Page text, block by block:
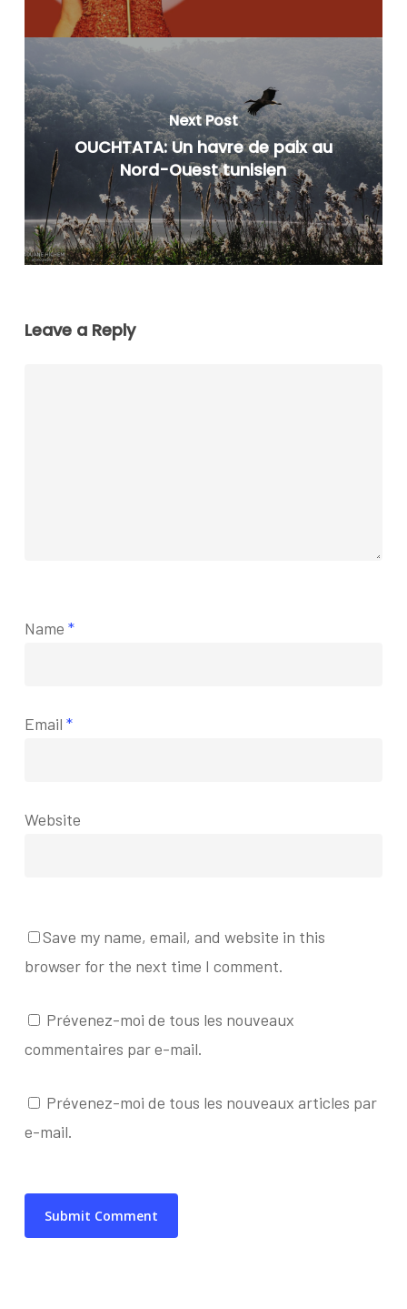
Next Post
OUCHTATA: Un havre de paix au
Nord-Ouest tunisien
Leave a Reply
Name *
Email *
Website
Save my name, email, and website in this
browser for the next time I comment.
Prévenez-moi de tous les nouveaux
commentaires par e-mail.
Prévenez-moi de tous les nouveaux articles par
e-mail.